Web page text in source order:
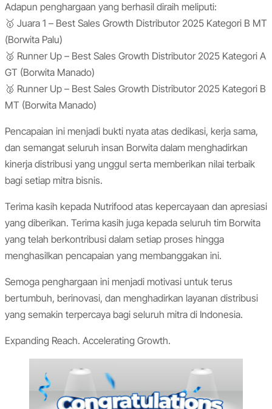
Adapun penghargaan yang berhasil diraih meliputi:
🥇 Juara 1 – Best Sales Growth Distributor 2025 Kategori B MT
(Borwita Palu)
🥈 Runner Up – Best Sales Growth Distributor 2025 Kategori A
GT (Borwita Manado)
🥈 Runner Up – Best Sales Growth Distributor 2025 Kategori B
MT (Borwita Manado)
Pencapaian ini menjadi bukti nyata atas dedikasi, kerja sama,
dan semangat seluruh insan Borwita dalam menghadirkan
kinerja distribusi yang unggul serta memberikan nilai terbaik
bagi setiap mitra bisnis.
Terima kasih kepada Nutrifood atas kepercayaan dan apresiasi
yang diberikan. Terima kasih juga kepada seluruh tim Borwita
yang telah berkontribusi dalam setiap proses hingga
menghasilkan pencapaian yang membanggakan ini.
Semoga penghargaan ini menjadi motivasi untuk terus
bertumbuh, berinovasi, dan menghadirkan layanan distribusi
yang semakin terpercaya bagi seluruh mitra di Indonesia.
Expanding Reach. Accelerating Growth.